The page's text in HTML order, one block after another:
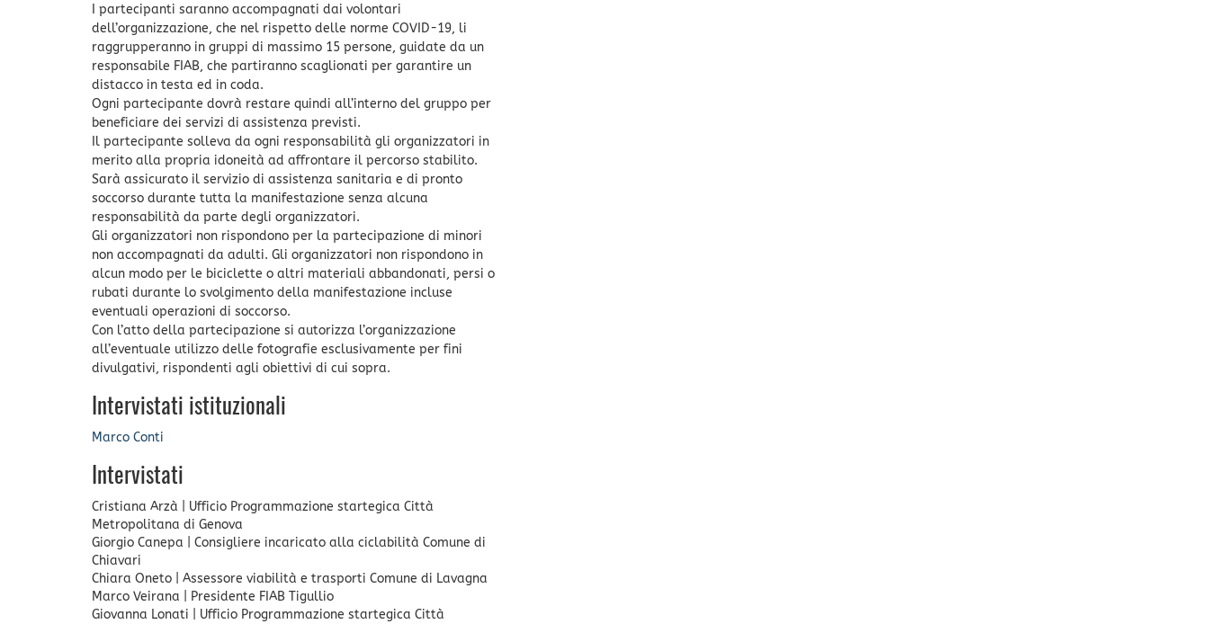
I partecipanti saranno accompagnati dai volontari
dell’organizzazione, che nel rispetto delle norme COVID-19, li
raggrupperanno in gruppi di massimo 15 persone, guidate da un
responsabile FIAB, che partiranno scaglionati per garantire un
distacco in testa ed in coda.
Ogni partecipante dovrà restare quindi all’interno del gruppo per
beneficiare dei servizi di assistenza previsti.
Il partecipante solleva da ogni responsabilità gli organizzatori in
merito alla propria idoneità ad affrontare il percorso stabilito.
Sarà assicurato il servizio di assistenza sanitaria e di pronto
soccorso durante tutta la manifestazione senza alcuna
responsabilità da parte degli organizzatori.
Gli organizzatori non rispondono per la partecipazione di minori
non accompagnati da adulti. Gli organizzatori non rispondono in
alcun modo per le biciclette o altri materiali abbandonati, persi o
rubati durante lo svolgimento della manifestazione incluse
eventuali operazioni di soccorso.
Con l’atto della partecipazione si autorizza l’organizzazione
all’eventuale utilizzo delle fotografie esclusivamente per fini
divulgativi, rispondenti agli obiettivi di cui sopra.
Intervistati istituzionali
Marco Conti
Intervistati
Cristiana Arzà
Ufficio Programmazione startegica Città
Metropolitana di Genova
Giorgio Canepa
Consigliere incaricato alla ciclabilità Comune di
Chiavari
Chiara Oneto
Assessore viabilità e trasporti Comune di Lavagna
Marco Veirana
Presidente FIAB Tigullio
Giovanna Lonati
Ufficio Programmazione startegica Città